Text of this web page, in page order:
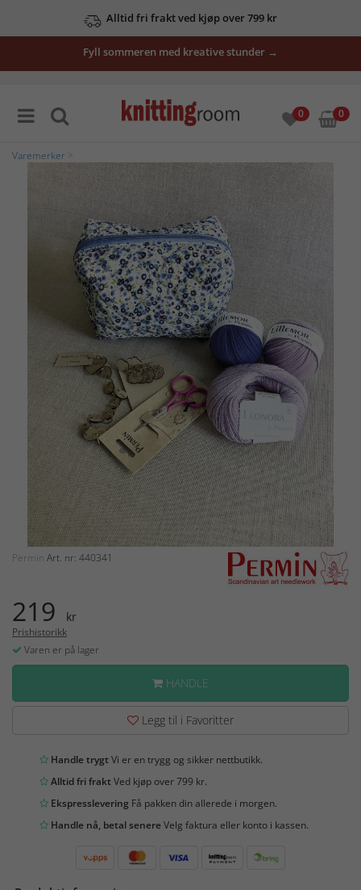
Alltid fri frakt ved kjøp over 799 kr
Fyll sommeren med kreative stunder →
0 0
Varemerker
Permin Art. nr: 440341
219 kr
Prishistorikk
Varen er på lager
HANDLE
Legg til i Favoritter
Handle trygtVi er en trygg og sikker nettbutikk.
Alltid fri fraktVed kjøp over 799 kr.
Ekspresslevering Få pakken din allerede i morgen.
Handle nå, betal senereVelg faktura eller konto i kassen.